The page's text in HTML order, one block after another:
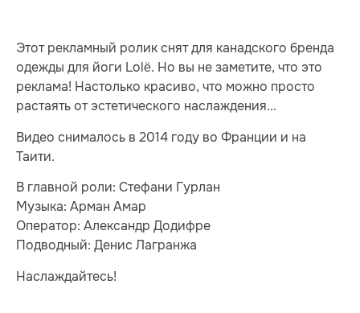
Этот рекламный ролик снят для канадского бренда
одежды для йоги Lolë. Но вы не заметите, что это
реклама! Настолько красиво, что можно просто
растаять от эстетического наслаждения...
Видео снималось в 2014 году во Франции и на
Таити.
В главной роли: Стефани Гурлан
Музыка: Арман Амар
Оператор: Александр Додифре
Подводный: Денис Лагранжа
Наслаждайтесь!